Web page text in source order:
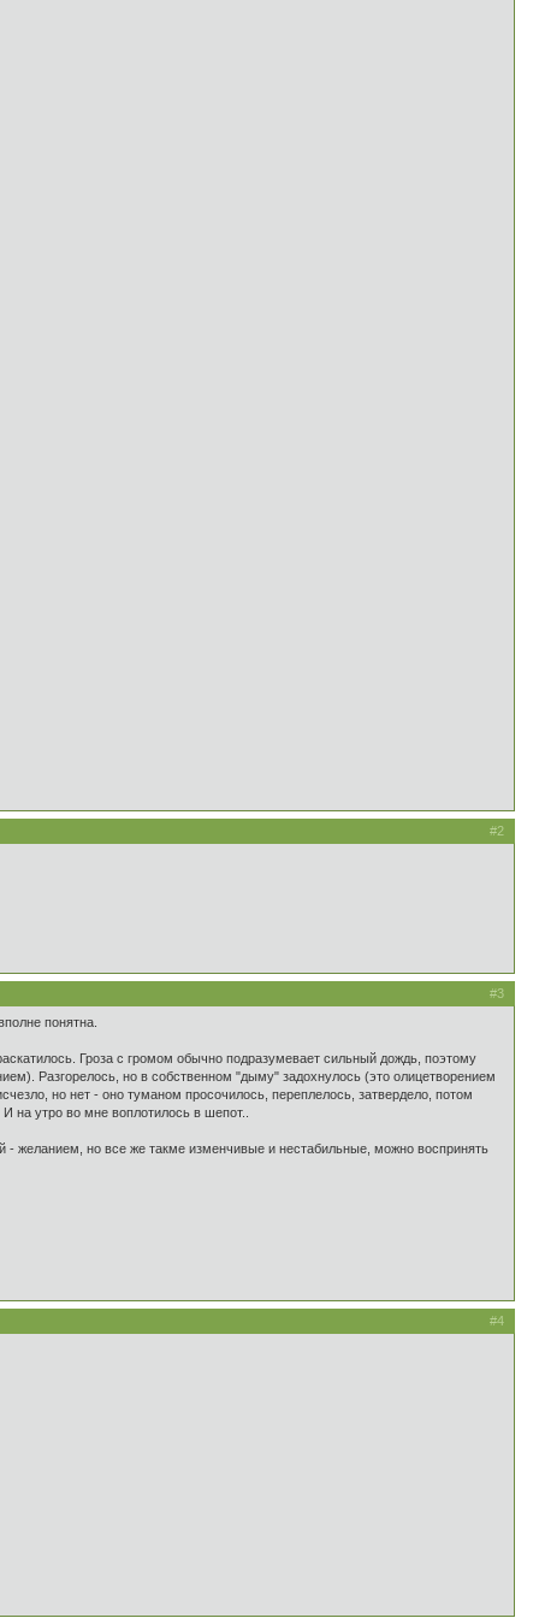
#2
#3
понятна.
Гроза с громом обычно подразумевает сильный дождь, поэтому
Разгорелось, но в собственном "дыму" задохнулось (это олицетворением
но нет - оно туманом просочилось, переплелось, затвердело, потом
на утро во мне воплотилось в шепот..
желанием, но все же такме изменчивые и нестабильные, можно воспринять
#4